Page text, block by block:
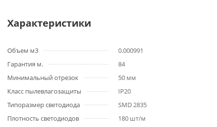
Характеристики
Объем м3
0.000991
Гарантия м.
84
Минимальный отрезок
50 мм
Класс пылевлагозащиты
IP20
Типоразмер светодиода
SMD 2835
Плотность светодиодов
180 шт/м